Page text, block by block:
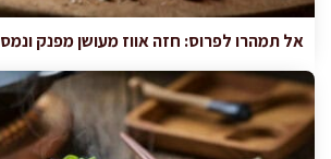
אל תמהרו לפרוס: חזה אווז מעושן מפנק ונמס